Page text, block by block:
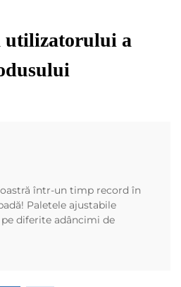
utilizatorului a
într-un timp record în
Paletele ajustabile
diferite adâncimi de